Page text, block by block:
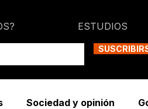
ESTUDIOS
Sociedad y opinión